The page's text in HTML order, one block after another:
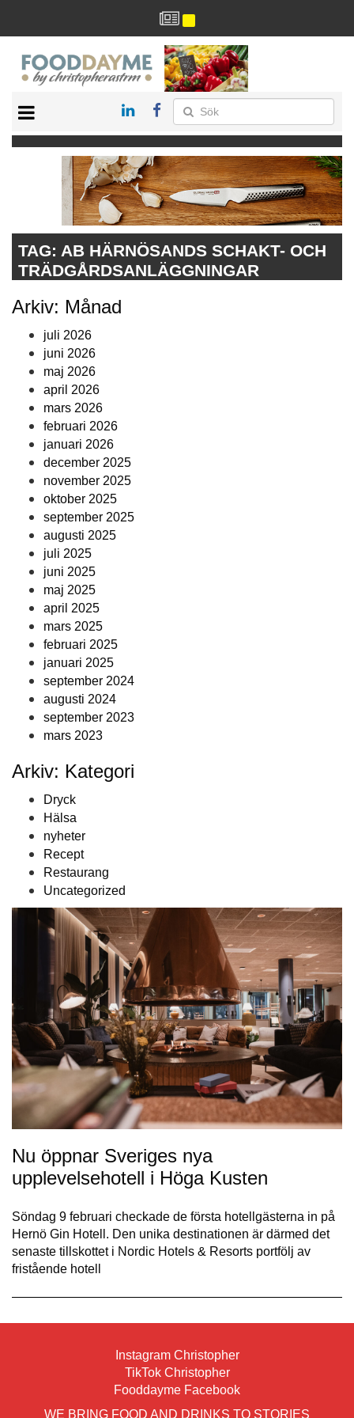
RECEPT
RESTAURANG
TAG: AB HÄRNÖSANDS SCHAKT- OCH
TRÄDGÅRDSANLÄGGNINGAR
Arkiv: Månad
juli 2026
juni 2026
maj 2026
april 2026
mars 2026
februari 2026
januari 2026
december 2025
november 2025
oktober 2025
september 2025
augusti 2025
juli 2025
juni 2025
maj 2025
april 2025
mars 2025
februari 2025
januari 2025
september 2024
augusti 2024
september 2023
mars 2023
Arkiv: Kategori
Dryck
Hälsa
nyheter
Recept
Restaurang
Uncategorized
Nu öppnar Sveriges nya
upplevelsehotell i Höga Kusten
Söndag 9 februari checkade de första hotellgästerna in på
Hernö Gin Hotell. Den unika destinationen är därmed det
senaste tillskottet i Nordic Hotels & Resorts portfölj av
fristående hotell
Instagram Christopher
TikTok Christopher
Fooddayme Facebook
WE BRING FOOD AND DRINKS TO STORIES